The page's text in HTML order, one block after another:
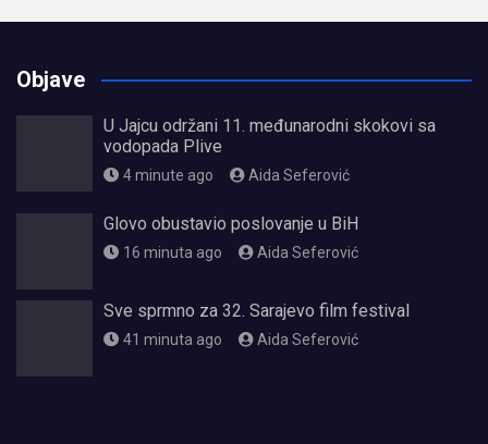
Objave
U Jajcu održani 11. međunarodni skokovi sa
vodopada Plive
4 minute ago Aida Seferović
Glovo obustavio poslovanje u BiH
16 minuta ago Aida Seferović
Sve sprmno za 32. Sarajevo film festival
41 minuta ago Aida Seferović